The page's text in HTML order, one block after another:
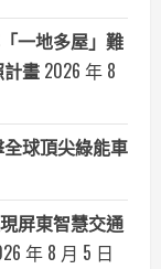
一地多屋」難
畫 2026 年 8
球頂尖綠能車
現屏東智慧交通
年 8 月 5 日